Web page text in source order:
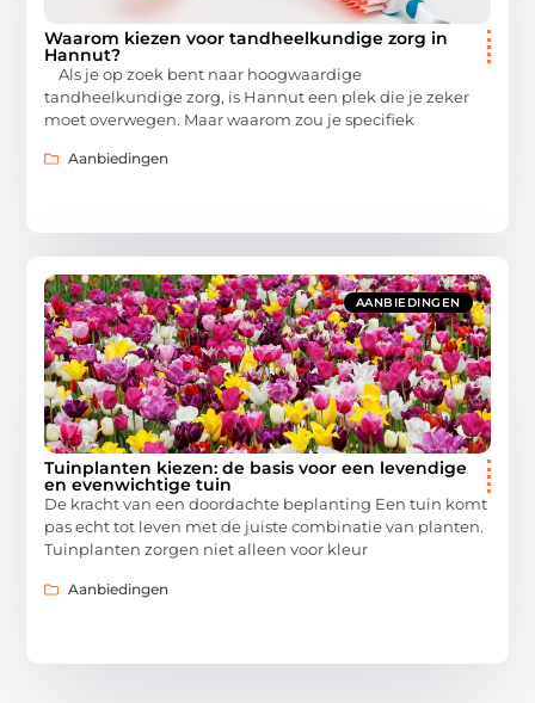
Waarom kiezen voor tandheelkundige zorg in
Hannut?
Als je op zoek bent naar hoogwaardige
tandheelkundige zorg, is Hannut een plek die je zeker
moet overwegen. Maar waarom zou je specifiek
Aanbiedingen
AANBIEDINGEN
Tuinplanten kiezen: de basis voor een levendige
en evenwichtige tuin
De kracht van een doordachte beplanting Een tuin komt
pas echt tot leven met de juiste combinatie van planten.
Tuinplanten zorgen niet alleen voor kleur
Aanbiedingen